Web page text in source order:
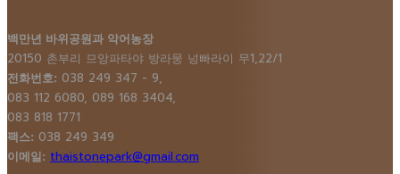
백만년 바위공원과 악어농장
20150 촌부리 므앙파타야 방라뭉 넝빠라이 무1,22/1
전화번호: 038 249 347 - 9,
083 112 6080, 089 168 3404,
083 818 1771
팩스: 038 249 349
이메일: thaistonepark@gmail.com